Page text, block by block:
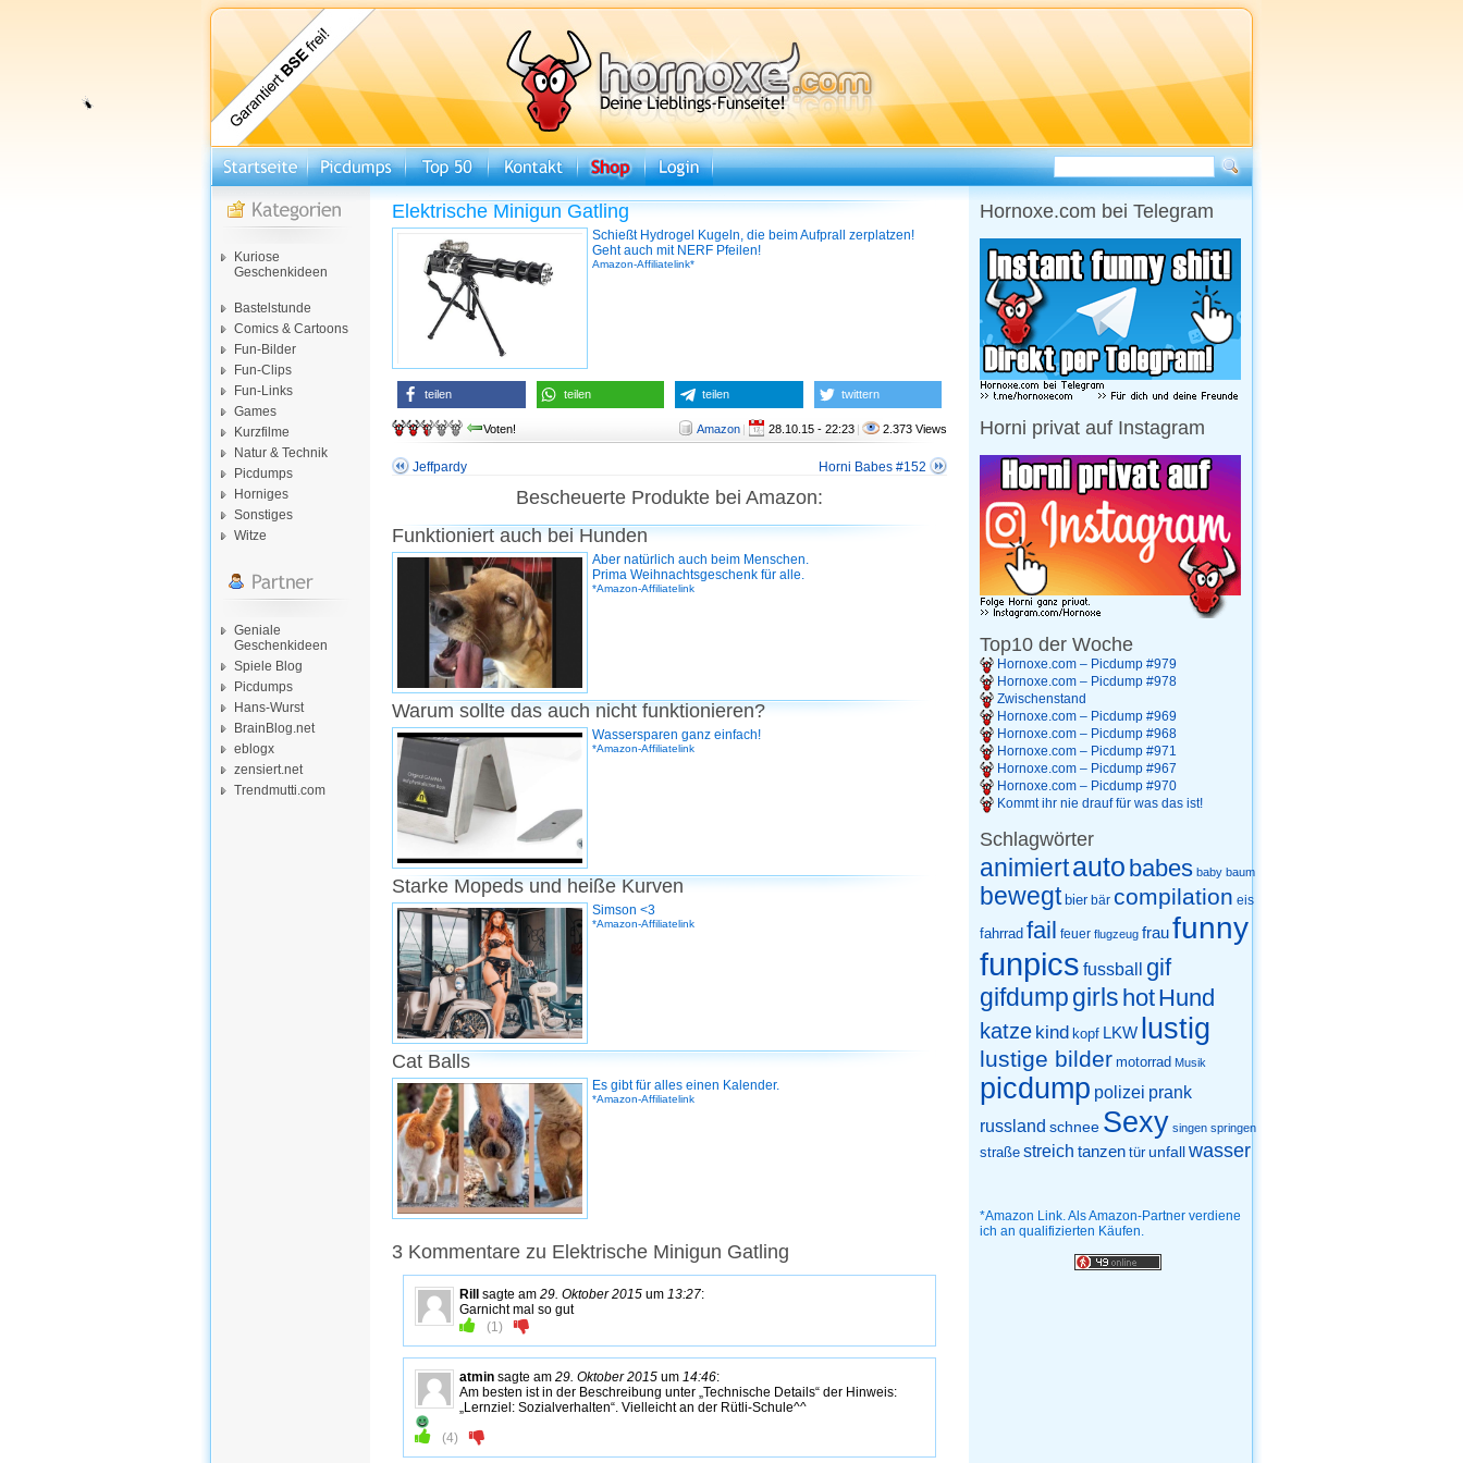
Kuriose
Geschenkideen
Bastelstunde
Comics & Cartoons
Fun-Bilder
Fun-Clips
Fun-Links
Games
Kurzfilme
Natur & Technik
Picdumps
Horniges
Sonstiges
Witze
Geniale
Geschenkideen
Spiele Blog
Picdumps
Hans-Wurst
BrainBlog.net
eblogx
zensiert.net
Trendmutti.com
Elektrische Minigun Gatling
Schießt Hydrogel Kugeln, die beim Aufprall zerplatzen!
Geht auch mit NERF Pfeilen!
Amazon-Affiliatelink*
teilen teilen teilen twittern
Voten! Amazon | 28.10.15 - 22:23 | 2.373 Views
Jeffpardy Horni Babes #152
Bescheuerte Produkte bei Amazon:
Funktioniert auch bei Hunden
Aber natürlich auch beim Menschen.
Prima Weihnachtsgeschenk für alle.
*Amazon-Affiliatelink
Warum sollte das auch nicht funktionieren?
Wassersparen ganz einfach!
*Amazon-Affiliatelink
Starke Mopeds und heiße Kurven
Simson <3
*Amazon-Affiliatelink
Cat Balls
Es gibt für alles einen Kalender.
*Amazon-Affiliatelink
3 Kommentare zu Elektrische Minigun Gatling
Rill sagte am 29. Oktober 2015 um 13:27:
Garnicht mal so gut
(1)
atmin sagte am 29. Oktober 2015 um 14:46:
Am besten ist in der Beschreibung unter „Technische Details“ der Hinweis:
„Lernziel: Sozialverhalten“. Vielleicht an der Rütli-Schule^^
(4)
Hornoxe.com bei Telegram
Horni privat auf Instagram
Top10 der Woche
Hornoxe.com – Picdump #979
Hornoxe.com – Picdump #978
Zwischenstand
Hornoxe.com – Picdump #969
Hornoxe.com – Picdump #968
Hornoxe.com – Picdump #971
Hornoxe.com – Picdump #967
Hornoxe.com – Picdump #970
Kommt ihr nie drauf für was das ist!
Schlagwörter
animiertauto babes baby baum
bewegt bier bär compilation eis
fahrrad fail feuer flugzeug fraufunny
funpics fussball gif
gifdump girls hotHund
katze kind kopf LKW lustig
lustige bilder motorrad Musik
picdump polizei prank
russland schnee Sexy singen springen
straße streich tanzen tür unfallwasser
*Amazon Link. Als Amazon-Partner verdiene
ich an qualifizierten Käufen.